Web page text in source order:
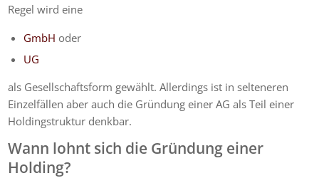
Regel wird eine
GmbH oder
UG
als Gesellschaftsform gewählt. Allerdings ist in selteneren
Einzelfällen aber auch die Gründung einer AG als Teil einer
Holdingstruktur denkbar.
Wann lohnt sich die Gründung einer
Holding?